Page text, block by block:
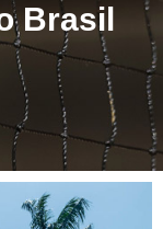
Brasil